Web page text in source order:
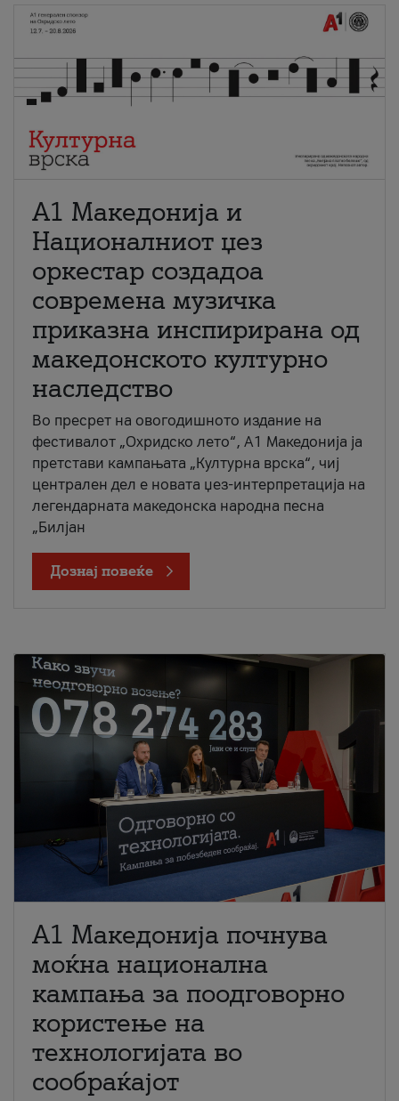
А1 Македонија и
Националниот џез
оркестар создадоа
современа музичка
приказна инспирирана од
македонското културно
наследство
Во пресрет на овогодишното издание на
фестивалот „Охридско лето“, А1 Македонија ја
претстави кампањата „Културна врска“, чиј
централен дел е новата џез-интерпретација на
легендарната македонска народна песна
„Билјан
Дознај повеќе
A1 Македонија почнува
моќна национална
кампања за поодговорно
користење на
технологијата во
сообраќајот